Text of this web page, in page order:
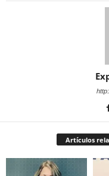
Artículos